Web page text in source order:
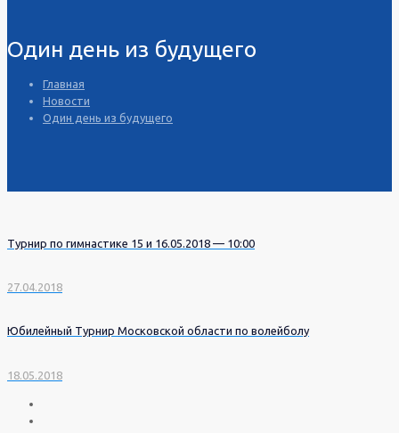
Один день из будущего
Главная
Новости
Один день из будущего
Турнир по гимнастике 15 и 16.05.2018 — 10:00
27.04.2018
Юбилейный Турнир Московской области по волейболу
18.05.2018